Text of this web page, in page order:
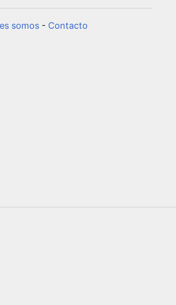
somos - Contacto